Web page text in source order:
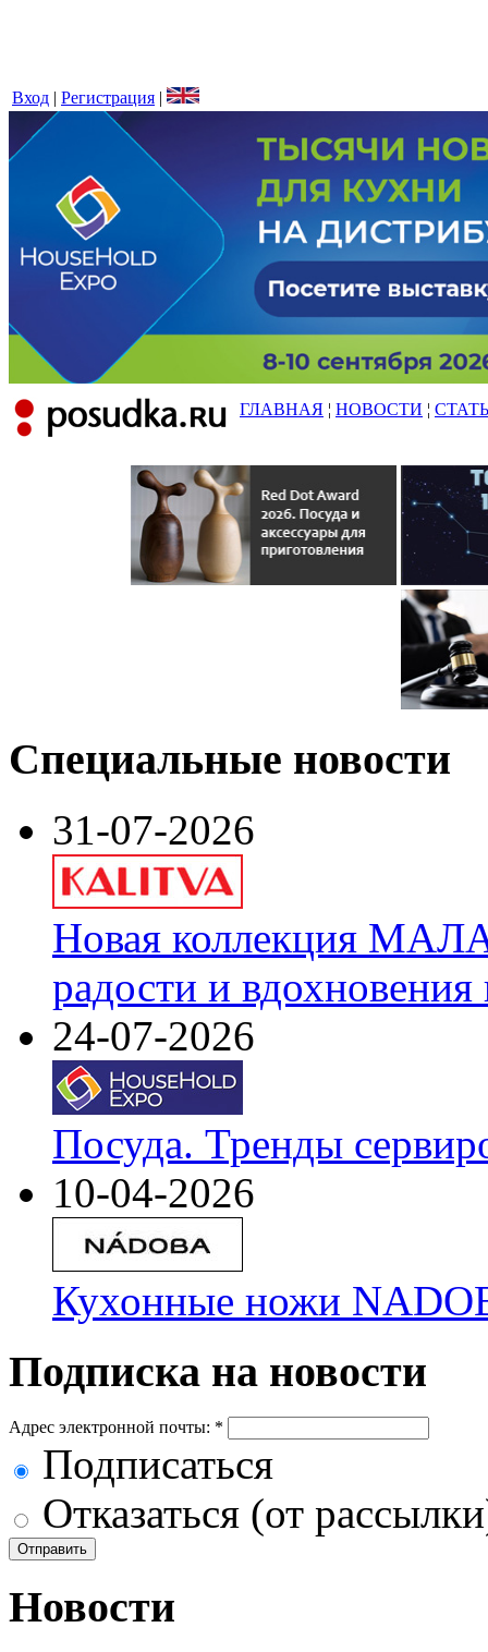
Вход | Регистрация |
ГЛАВНАЯ ¦ НОВОСТИ ¦
Специальные новости
31-07-2026
Новая коллекция
радости и
24-07-2026
Посуда. Тренды
10-04-2026
Кухонные ножи
Подписка на новости
Адрес электронной почты: *
Подписаться
Отказаться (от
Новости